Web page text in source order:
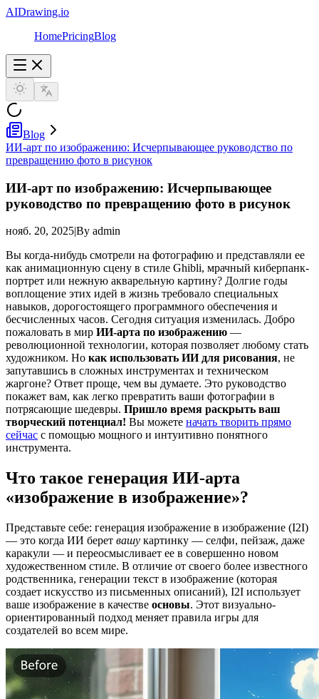
AIDrawing.io
HomePricingBlog
Blog
ИИ-арт по изображению: Исчерпывающее руководство по
превращению фото в рисунок
ИИ-арт по изображению: Исчерпывающее
руководство по превращению фото в рисунок
нояб. 20, 2025|By admin
Вы когда-нибудь смотрели на фотографию и представляли ее
как анимационную сцену в стиле Ghibli, мрачный киберпанк-
портрет или нежную акварельную картину? Долгие годы
воплощение этих идей в жизнь требовало специальных
навыков, дорогостоящего программного обеспечения и
бесчисленных часов. Сегодня ситуация изменилась. Добро
пожаловать в мир ИИ-арта по изображению —
революционной технологии, которая позволяет любому стать
художником. Но как использовать ИИ для рисования, не
запутавшись в сложных инструментах и техническом
жаргоне? Ответ проще, чем вы думаете. Это руководство
покажет вам, как легко превратить ваши фотографии в
потрясающие шедевры. Пришло время раскрыть ваш
творческий потенциал! Вы можете начать творить прямо
сейчас с помощью мощного и интуитивно понятного
инструмента.
Что такое генерация ИИ-арта
«изображение в изображение»?
Представьте себе: генерация изображение в изображение (I2I)
— это когда ИИ берет вашу картинку — селфи, пейзаж, даже
каракули — и переосмысливает ее в совершенно новом
художественном стиле. В отличие от своего более известного
родственника, генерации текст в изображение (которая
создает искусство из письменных описаний), I2I использует
ваше изображение в качестве основы. Этот визуально-
ориентированный подход меняет правила игры для
создателей во всем мире.